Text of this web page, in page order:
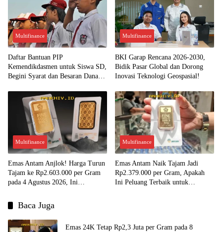
Multifinance
Daftar Bantuan PIP
Kemendikdasmen untuk Siswa SD,
Begini Syarat dan Besaran Dana
Multifinance
BKI Garap Rencana 2026-2030,
Bidik Pasar Global dan Dorong
Inovasi Teknologi Geospasial!
Multifinance
Emas Antam Anjlok! Harga Turun
Tajam ke Rp2.603.000 per Gram
pada 4 Agustus 2026, Ini
Multifinance
Emas Antam Naik Tajam Jadi
Rp2.379.000 per Gram, Apakah
Ini Peluang Terbaik untuk
Baca Juga
Emas 24K Tetap Rp2,3 Juta per Gram pada 8